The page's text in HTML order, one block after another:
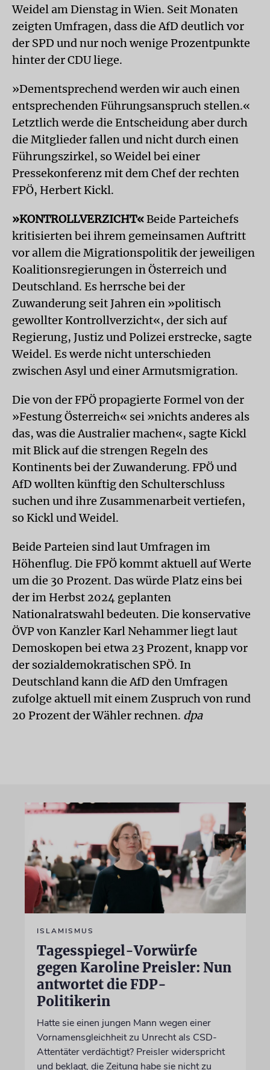
Weidel am Dienstag in Wien. Seit Monaten
zeigten Umfragen, dass die AfD deutlich vor
der SPD und nur noch wenige Prozentpunkte
hinter der CDU liege.
»Dementsprechend werden wir auch einen
entsprechenden Führungsanspruch stellen.«
Letztlich werde die Entscheidung aber durch
die Mitglieder fallen und nicht durch einen
Führungszirkel, so Weidel bei einer
Pressekonferenz mit dem Chef der rechten
FPÖ, Herbert Kickl.
»KONTROLLVERZICHT«Beide Parteichefs
kritisierten bei ihrem gemeinsamen Auftritt
vor allem die Migrationspolitik der jeweiligen
Koalitionsregierungen in Österreich und
Deutschland. Es herrsche bei der
Zuwanderung seit Jahren ein »politisch
gewollter Kontrollverzicht«, der sich auf
Regierung, Justiz und Polizei erstrecke, sagte
Weidel. Es werde nicht unterschieden
zwischen Asyl und einer Armutsmigration.
Die von der FPÖ propagierte Formel von der
»Festung Österreich« sei »nichts anderes als
das, was die Australier machen«, sagte Kickl
mit Blick auf die strengen Regeln des
Kontinents bei der Zuwanderung. FPÖ und
AfD wollten künftig den Schulterschluss
suchen und ihre Zusammenarbeit vertiefen,
so Kickl und Weidel.
Beide Parteien sind laut Umfragen im
Höhenflug. Die FPÖ kommt aktuell auf Werte
um die 30 Prozent. Das würde Platz eins bei
der im Herbst 2024 geplanten
Nationalratswahl bedeuten. Die konservative
ÖVP von Kanzler Karl Nehammer liegt laut
Demoskopen bei etwa 23 Prozent, knapp vor
der sozialdemokratischen SPÖ. In
Deutschland kann die AfD den Umfragen
zufolge aktuell mit einem Zuspruch von rund
20 Prozent der Wähler rechnen. dpa
ISLAMISMUS
Tagesspiegel-Vorwürfe
gegen Karoline Preisler: Nun
antwortet die FDP-
Politikerin
Hatte sie einen jungen Mann wegen einer
Vornamensgleichheit zu Unrecht als CSD-
Attentäter verdächtigt? Preisler widerspricht
und beklagt, die Zeitung habe sie nicht zu